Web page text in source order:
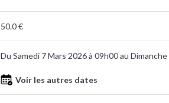
50.0 €
Du Samedi 7 Mars 2026 à 09h00 au
Voir les autres dates